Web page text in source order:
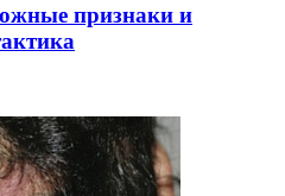
признаки и